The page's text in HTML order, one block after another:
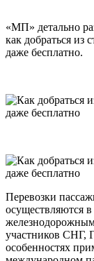
«МП» детально
как добраться из
даже бесплатно.
Перевозки
осуществляются
участников СНГ,
особенностях